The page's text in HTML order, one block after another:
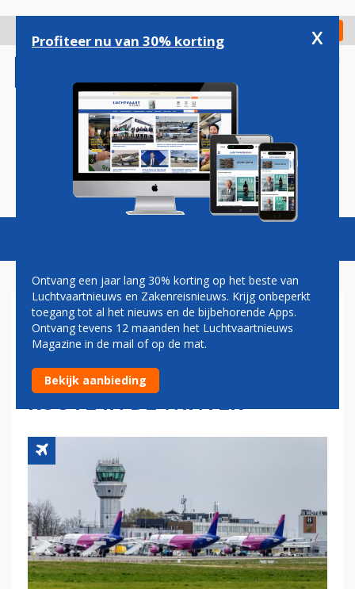
gaan
Check in
Magazine Podcasts Vacatures
VALSE START VOOR WIZZ AIR
OP MAASTRICHT AACHEN
AIRPORT: SLECHTS ÉÉN
ROUTE IN DE WINTER
Profiteer nu van 30% korting x
Ontvang een jaar lang 30% korting op het beste van
Luchtvaartnieuws en Zakenreisnieuws. Krijg onbeperkt
toegang tot al het nieuws en de bijbehorende Apps.
Ontvang tevens 12 maanden het Luchtvaartnieuws
Magazine in de mail of op de mat.
Bekijk aanbieding